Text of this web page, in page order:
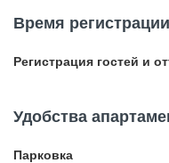
Время
Регистрация гостей и
Удобства
Парковка